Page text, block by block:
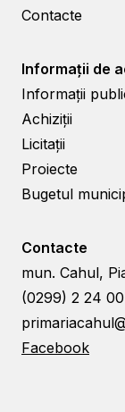
Contacte
Informații de
Informații
Achiziții
Licitații
Proiecte
Bugetul
Contacte
mun. Cahul,
(0299) 2 24 00
Facebook